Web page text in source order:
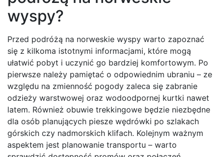
wyspy?
Przed podróżą na norweskie wyspy warto zapoznać
się z kilkoma istotnymi informacjami, które mogą
ułatwić pobyt i uczynić go bardziej komfortowym. Po
pierwsze należy pamiętać o odpowiednim ubraniu – ze
względu na zmienność pogody zaleca się zabranie
odzieży warstwowej oraz wodoodpornej kurtki nawet
latem. Również obuwie trekkingowe będzie niezbędne
dla osób planujących piesze wędrówki po szlakach
górskich czy nadmorskich klifach. Kolejnym ważnym
aspektem jest planowanie transportu – warto